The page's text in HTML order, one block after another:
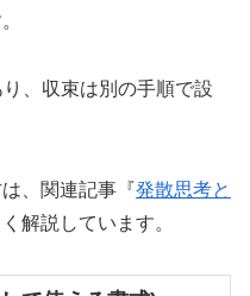
、収束は別の手順で設
、関連記事『発散思考と
解説しています。